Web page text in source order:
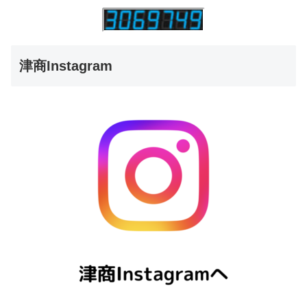
津商Instagram